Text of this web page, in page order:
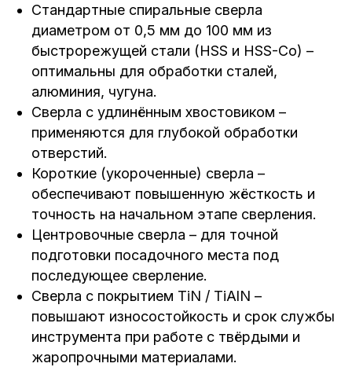
Стандартные спиральные сверла
диаметром от 0,5 мм до 100 мм из
быстрорежущей стали (HSS и HSS-Co) –
оптимальны для обработки сталей,
алюминия, чугуна.
Сверла с удлинённым хвостовиком –
применяются для глубокой обработки
отверстий.
Короткие (укороченные) сверла –
обеспечивают повышенную жёсткость и
точность на начальном этапе сверления.
Центровочные сверла – для точной
подготовки посадочного места под
последующее сверление.
Сверла с покрытием TiN / TiAlN –
повышают износостойкость и срок службы
инструмента при работе с твёрдыми и
жаропрочными материалами.